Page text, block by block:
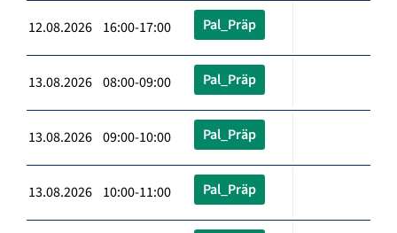
12.08.2026 16:00-17:00 Pal_Präp
13.08.2026 08:00-09:00 Pal_Präp
13.08.2026 09:00-10:00 Pal_Präp
13.08.2026 10:00-11:00 Pal_Präp